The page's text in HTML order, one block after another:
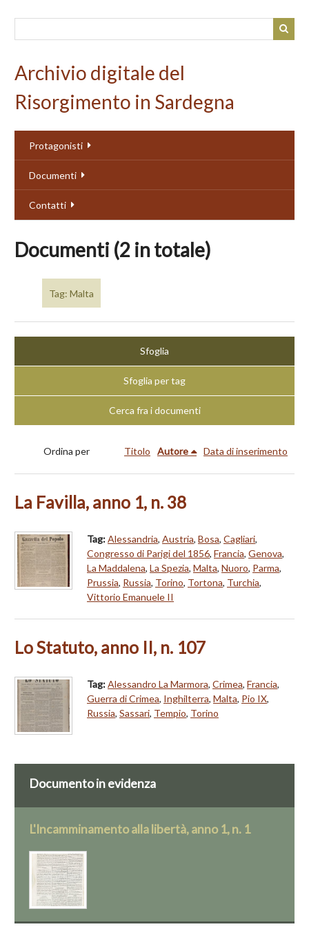
Archivio digitale del
Risorgimento in Sardegna
Protagonisti
Documenti
Contatti
Documenti (2 in totale)
Tag: Malta
Sfoglia
Sfoglia per tag
Cerca fra i documenti
Ordina per Titolo Autore Data di inserimento
La Favilla, anno 1, n. 38
Tag:Alessandria, Austria, Bosa, Cagliari,
Congresso di Parigi del 1856, Francia, Genova,
La Maddalena, La Spezia, Malta, Nuoro, Parma,
Prussia, Russia, Torino, Tortona, Turchia,
Vittorio Emanuele II
Lo Statuto, anno II, n. 107
Tag:Alessandro La Marmora, Crimea, Francia,
Guerra di Crimea, Inghilterra, Malta, Pio IX,
Russia, Sassari, Tempio, Torino
Documento in evidenza
L'Incamminamento alla libertà, anno 1, n. 1